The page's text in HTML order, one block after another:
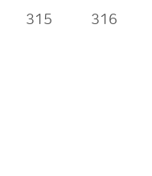
315 316